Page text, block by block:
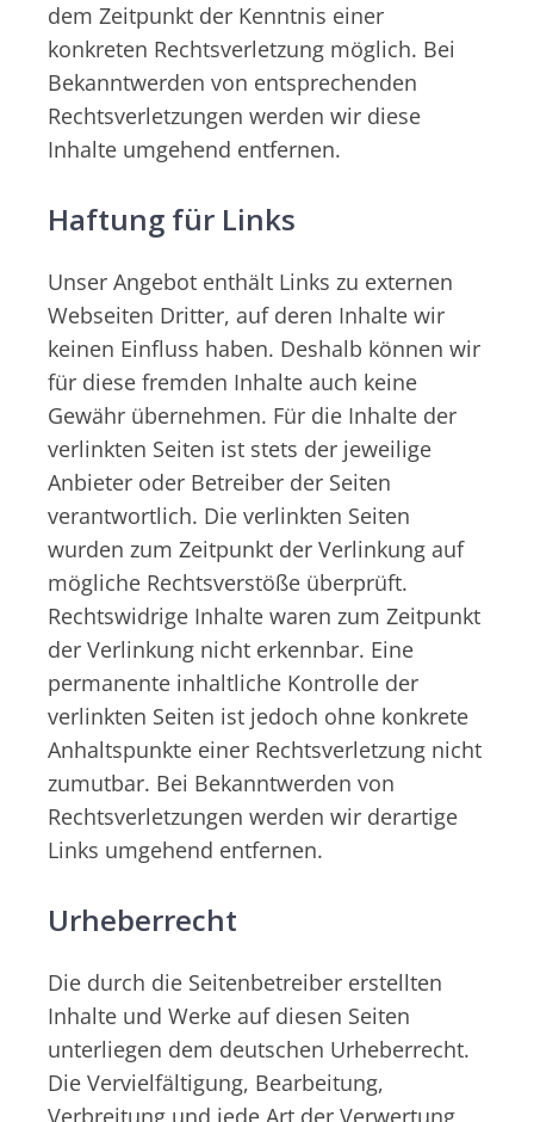
dem Zeitpunkt der Kenntnis einer
konkreten Rechtsverletzung möglich. Bei
Bekanntwerden von entsprechenden
Rechtsverletzungen werden wir diese
Inhalte umgehend entfernen.
Haftung für Links
Unser Angebot enthält Links zu externen
Webseiten Dritter, auf deren Inhalte wir
keinen Einfluss haben. Deshalb können wir
für diese fremden Inhalte auch keine
Gewähr übernehmen. Für die Inhalte der
verlinkten Seiten ist stets der jeweilige
Anbieter oder Betreiber der Seiten
verantwortlich. Die verlinkten Seiten
wurden zum Zeitpunkt der Verlinkung auf
mögliche Rechtsverstöße überprüft.
Rechtswidrige Inhalte waren zum Zeitpunkt
der Verlinkung nicht erkennbar. Eine
permanente inhaltliche Kontrolle der
verlinkten Seiten ist jedoch ohne konkrete
Anhaltspunkte einer Rechtsverletzung nicht
zumutbar. Bei Bekanntwerden von
Rechtsverletzungen werden wir derartige
Links umgehend entfernen.
Urheberrecht
Die durch die Seitenbetreiber erstellten
Inhalte und Werke auf diesen Seiten
unterliegen dem deutschen Urheberrecht.
Die Vervielfältigung, Bearbeitung,
Verbreitung und jede Art der Verwertung